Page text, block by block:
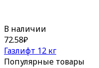
В наличии
72.58₽
Газлифт 12 кг
Популярные товары